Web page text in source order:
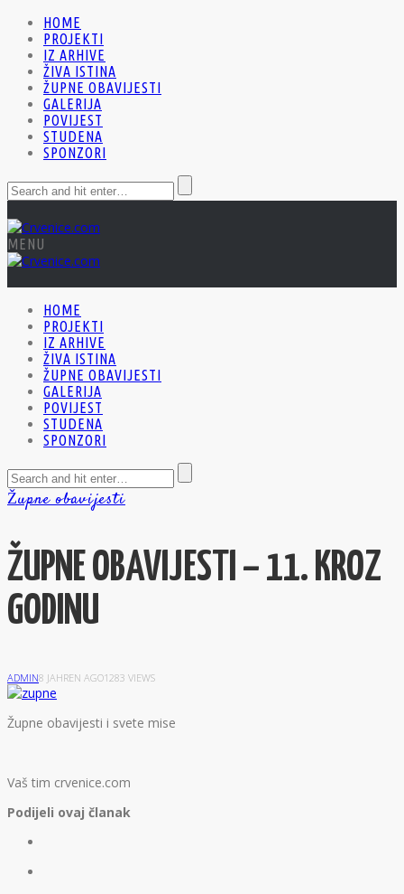
HOME
PROJEKTI
IZ ARHIVE
ŽIVA ISTINA
ŽUPNE OBAVIJESTI
GALERIJA
POVIJEST
STUDENA
SPONZORI
MENU
HOME
PROJEKTI
IZ ARHIVE
ŽIVA ISTINA
ŽUPNE OBAVIJESTI
GALERIJA
POVIJEST
STUDENA
SPONZORI
Župne obavijesti
ŽUPNE OBAVIJESTI – 11. KROZ
GODINU
ADMIN8 JAHREN AGO1283 VIEWS
Župne obavijesti i svete mise
Vaš tim crvenice.com
Podijeli ovaj članak